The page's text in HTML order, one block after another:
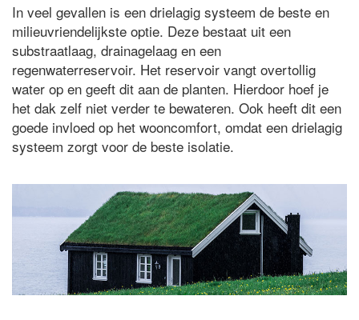
In veel gevallen is een drielagig systeem de beste en
milieuvriendelijkste optie. Deze bestaat uit een
substraatlaag, drainagelaag en een
regenwaterreservoir. Het reservoir vangt overtollig
water op en geeft dit aan de planten. Hierdoor hoef je
het dak zelf niet verder te bewateren. Ook heeft dit een
goede invloed op het wooncomfort, omdat een drielagig
systeem zorgt voor de beste isolatie.